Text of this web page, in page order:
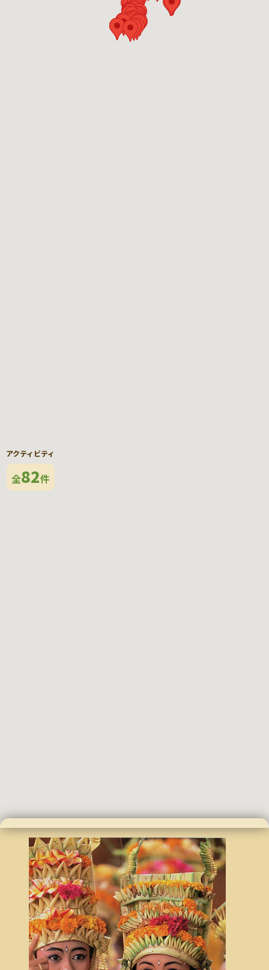
アクティビティ
全82件
GO!GO!BALiの旅行とは